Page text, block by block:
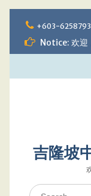
to
content
+603-
Notice: 欢迎
吉隆坡
Search